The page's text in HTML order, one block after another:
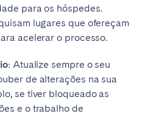
para os hóspedes.
lugares que ofereçam
acelerar o processo.
Atualize sempre o seu
de alterações na sua
se tiver bloqueado as
e o trabalho de